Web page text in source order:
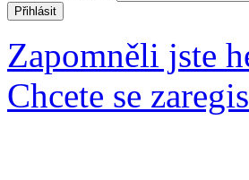
Zapomněli jste
Chcete se